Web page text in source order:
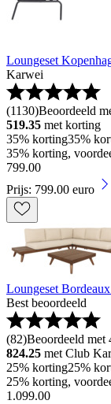
Loungeset
Karwei
(1130)Beoordeeld
519.35 met korting
35% korting35%
35% korting,
799.00
Prijs: 799.00 euro
Loungeset
Best beoordeeld
(82)Beoordeeld met
824.25 met Club
25% korting25%
25% korting,
1 .099.00